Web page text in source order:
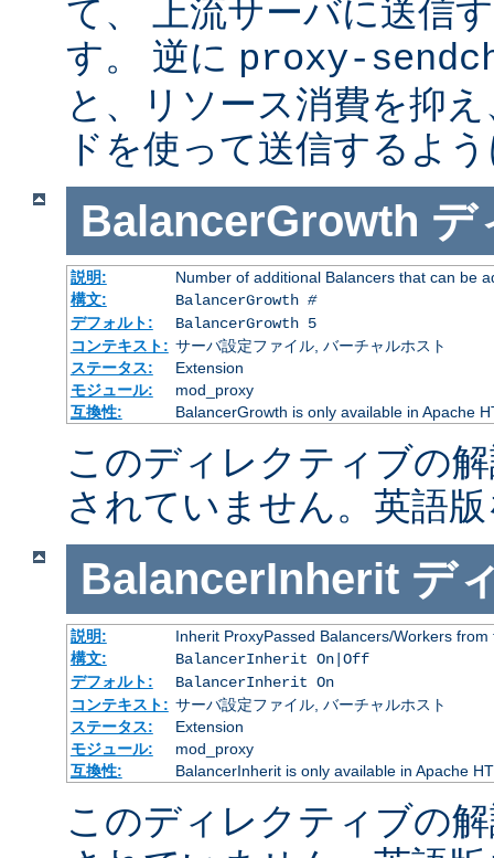
て、 上流サーバに送信
す。 逆に proxy-
と、リソース消費を抑
ドを使って送信するよ
BalancerGrowth デ
説明:
Number of additional Balancers that can be
構文:
BalancerGrowth #
デフォルト:
BalancerGrowth 5
コンテキスト: サーバ設定ファイル, バーチャルホスト
ステータス:
Extension
モジュール:
mod_proxy
互換性:
BalancerGrowth is only available in Apache
このディレクティブの
されていません。英語
BalancerInherit デ
説明:
Inherit ProxyPassed Balancers/Workers
構文:
BalancerInherit On|Off
デフォルト:
BalancerInherit On
コンテキスト: サーバ設定ファイル, バーチャルホスト
ステータス:
Extension
モジュール:
mod_proxy
互換性:
BalancerInherit is only available in Apache
このディレクティブの